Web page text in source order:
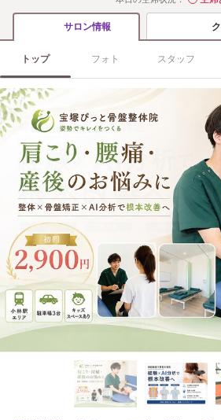
◯
サロン情報
トップ フォト スタッフ